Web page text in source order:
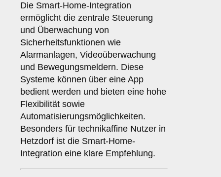
Die Smart-Home-Integration
ermöglicht die zentrale Steuerung
und Überwachung von
Sicherheitsfunktionen wie
Alarmanlagen, Videoüberwachung
und Bewegungsmeldern. Diese
Systeme können über eine App
bedient werden und bieten eine hohe
Flexibilität sowie
Automatisierungsmöglichkeiten.
Besonders für technikaffine Nutzer in
Hetzdorf ist die Smart-Home-
Integration eine klare Empfehlung.